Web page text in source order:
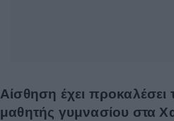
Αίσθηση έχει προκαλέσει
μαθητής γυμνασίου στα